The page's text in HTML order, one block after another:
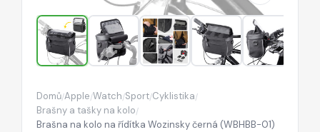
černá
(WBHBB-
01)
Domů/Apple/Watch/Sport/Cyklistika/
Brašny a tašky na kolo/
Brašna na kolo na řídítka Wozinsky černá (WBHBB-01)